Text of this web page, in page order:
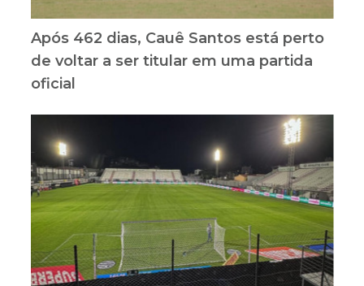
Após 462 dias, Cauê Santos está perto
de voltar a ser titular em uma partida
oficial